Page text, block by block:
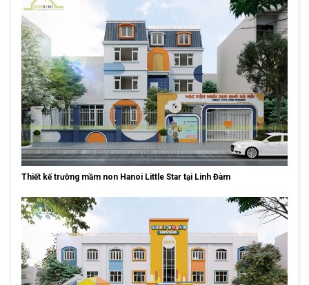
Thiết kế trường mầm non Hanoi Little Star tại Linh Đàm